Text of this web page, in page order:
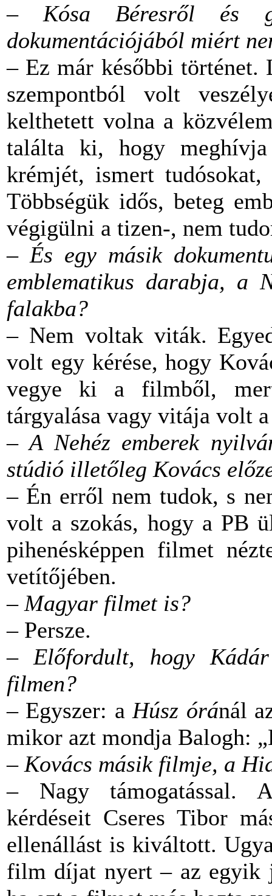
– Kósa Béresről és
dokumentációjából miért
– Ez már későbbi
szempontból volt
kelthetett volna a
találta ki, hogy
krémjét, ismert
Többségük idős, beteg
végigülni a tizen-, nem
– És egy másik
emblematikus darabja, a
falakba?
– Nem voltak viták.
volt egy kérése, hogy
vegye ki a filmből,
tárgyalása vagy vitája volt
– A Nehéz emberek
stúdió illetőleg Kovács
– Én erről nem tudok, s
volt a szokás, hogy a PB
pihenésképpen filmet
vetítőjében.
– Magyar filmet is?
– Persze.
– Előfordult, hogy
filmen?
– Egyszer: aHúsz óránál
mikor azt mondja Balogh:
– Kovács másik filmje, a
– Nagy támogatással.
kérdéseit Cseres Tibor
ellenállást is kiváltott.
film díjat nyert – az egyik